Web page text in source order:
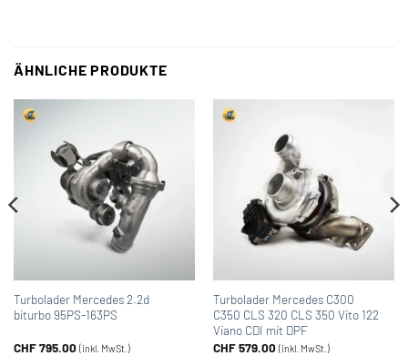
ÄHNLICHE PRODUKTE
Turbolader Mercedes 2.2d
biturbo 95PS-163PS
CHF795.00 (inkl. MwSt.)
Turbolader Mercedes C300
C350 CLS 320 CLS 350 Vito 122
Viano CDI mit DPF
CHF579.00 (inkl. MwSt.)